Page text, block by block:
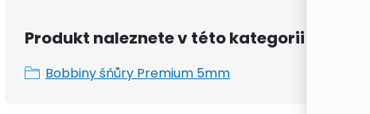
Produkt naleznete v této kategorii
Bobbiny šňůry Premium 5mm